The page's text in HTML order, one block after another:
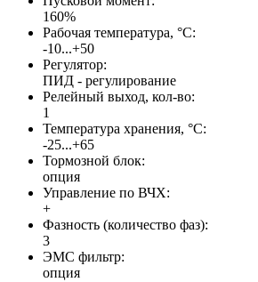
160%
Рабочая температура, °С:
-10...+50
Регулятор:
ПИД - регулирование
Релейный выход, кол-во:
1
Температура хранения, °С:
-25...+65
Тормозной блок:
опция
Управление по ВЧХ:
+
Фазность (количество фаз):
3
ЭМС фильтр:
опция